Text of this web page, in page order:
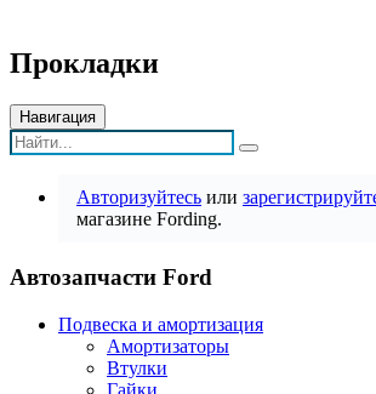
Прокладки
Навигация
Авторизуйтесь или
магазине Fording.
Автозапчасти Ford
Подвеска и амортизация
Амортизаторы
Втулки